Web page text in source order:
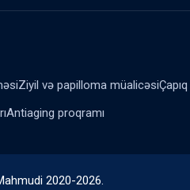
Ziyil və papilloma müalicəsi
Antiaging proqramı
2020-2026.